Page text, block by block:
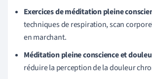
Exercices de méditation pleine
techniques de respiration, scan
en marchant.
Méditation pleine conscience et
réduire la perception de la douleur